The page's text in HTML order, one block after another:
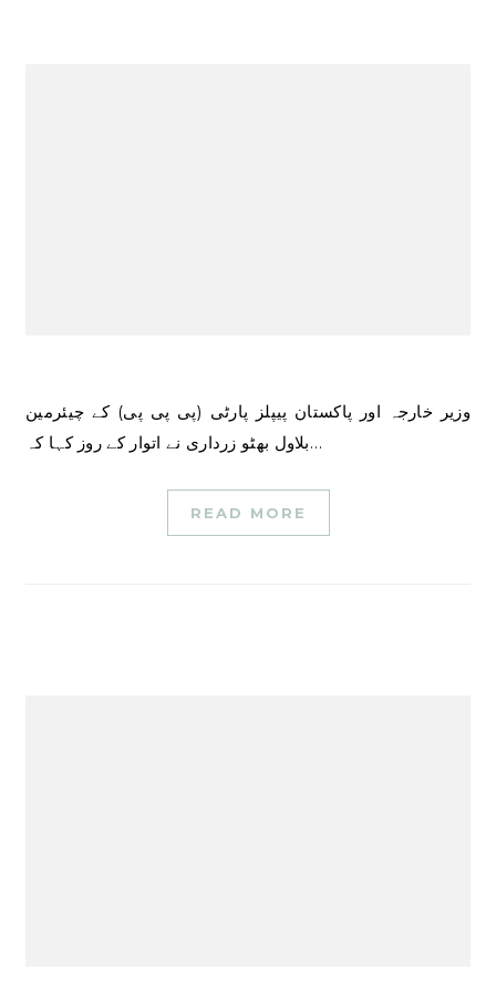
وزیر خارجہ اور پاکستان پیپلز پارٹی (پی پی پی) کے چیئرمین
بلاول بھٹو زرداری نے اتوار کے روز کہا کہ…
READ MORE